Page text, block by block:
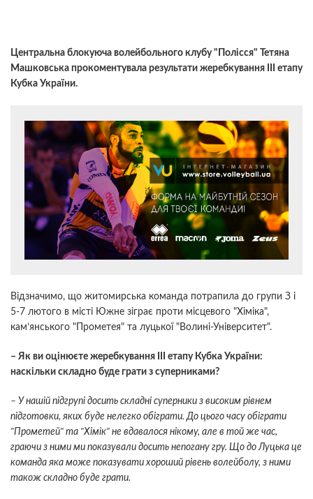
Центральна блокуюча волейбольного клубу "Полісся" Тетяна
Машковська прокоментувала результати жеребкування ІІІ етапу
Кубка України.
Відзначимо, що житомирська команда потрапила до групи З і
5-7 лютого в місті Южне зіграє проти місцевого "Хіміка",
кам’янського "Прометея" та луцької "Волині-Університет".
– Як ви оцінюєте жеребкування ІІІ етапу Кубка України:
наскільки складно буде грати з суперниками?
– У нашій підгрупі досить складні суперники з високим рівнем
підготовки, яких буде нелегко обіграти. До цього часу обіграти
"Прометей" та "Хімік" не вдавалося нікому, але в той же час,
граючи з ними ми показували досить непогану гру. Що до Луцька це
команда яка може показувати хороший рівень волейболу, з ними
також складно буде грати.